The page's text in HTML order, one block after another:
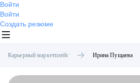
Войти
Войти
Создать резюме
Карьерный маркетплейс Ирина Пущаева